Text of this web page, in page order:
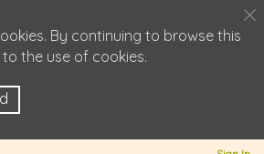
By continuing to browse this
the use of cookies.